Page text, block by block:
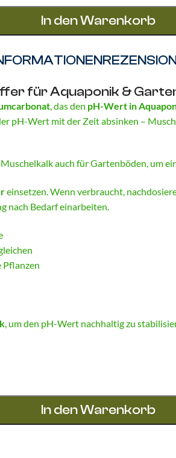
In den Warenkorb
für Aquaponik &
, das den pH-Wert in
pH-Wert mit der Zeit absinken –
auch für Gartenböden, um
einsetzen. Wenn verbraucht,
nach Bedarf einarbeiten.
Pflanzen
, um den pH-Wert nachhaltig zu
In den Warenkorb